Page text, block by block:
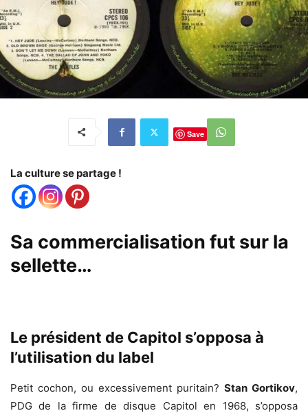
Save
La culture se partage !
Sa commercialisation fut sur la
sellette…
Le président de Capitol s’opposa à
l’utilisation du label
Petit cochon, ou excessivement puritain? Stan Gortikov,
PDG de la firme de disque Capitol en 1968, s’opposa